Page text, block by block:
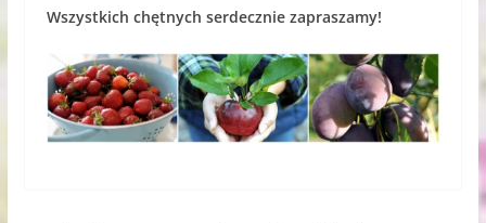
Wszystkich chętnych serdecznie zapraszamy!